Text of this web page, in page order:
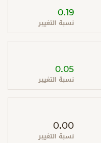
0.19
نسبة التغيير
0.05
نسبة التغيير
0.00
نسبة التغيير